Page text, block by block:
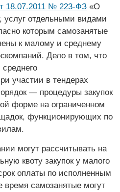
18.07.2011 № 223-ФЗ «О
услуг отдельными видами
которым самозанятые
к малому и среднему
Дело в том, что
участии в тендерах
— процедуры закупок
форме на ограниченном
функционирующих по
могут рассчитывать на
квоту закупок у малого
оплаты по исполненным
время самозанятые могут